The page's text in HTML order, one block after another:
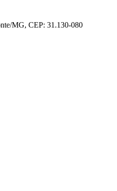
MG, CEP: 31.130-080